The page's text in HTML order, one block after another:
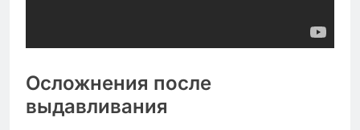
Осложнения после
выдавливания